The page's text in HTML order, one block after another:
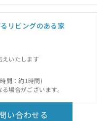
リビングのある家
いたします
間：約1時間)
場合がございます。
い合わせる